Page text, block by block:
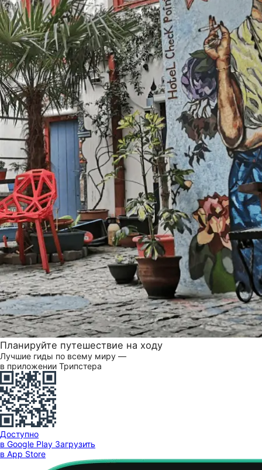
Планируйте путешествие на ходу
Лучшие гиды по всему миру —
в приложении Трипстера
Доступно
в Google Play Загрузить
в App Store